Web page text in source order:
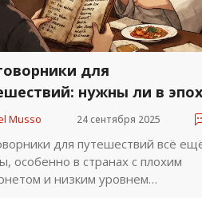
для
нужны ли в
Musso 24 сентября 2025
для путешествий всё
особенно в странах с плохим
и низким уровнем